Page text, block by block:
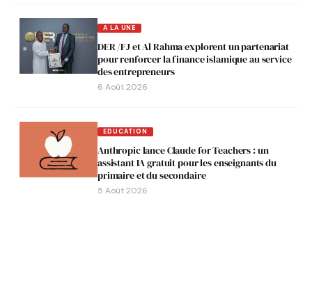
A LA UNE
DER /FJ et Al Rahma explorent un partenariat
pour renforcer la finance islamique au service
des entrepreneurs
6 Août 2026
EDUCATION
Anthropic lance Claude for Teachers : un
assistant IA gratuit pour les enseignants du
primaire et du secondaire
5 Août 2026